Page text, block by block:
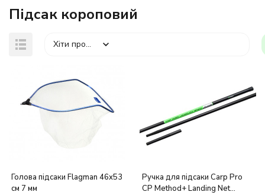
Підсак короповий
Хіти продажів
Голова підсаки Flagman 46x53
см 7 мм
Ручка для підсаки Carp Pro
CP Method+ Landing Net